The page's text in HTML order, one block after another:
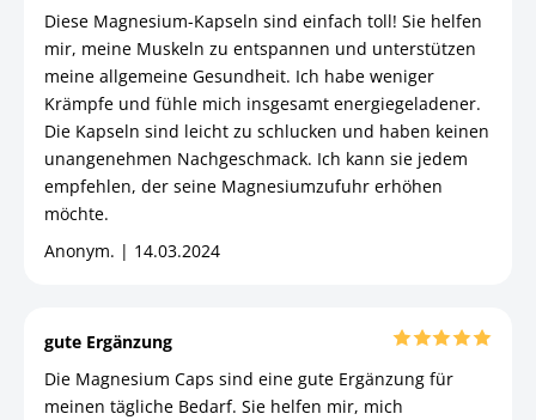
Diese Magnesium-Kapseln sind einfach toll! Sie helfen
mir, meine Muskeln zu entspannen und unterstützen
meine allgemeine Gesundheit. Ich habe weniger
Krämpfe und fühle mich insgesamt energiegeladener.
Die Kapseln sind leicht zu schlucken und haben keinen
unangenehmen Nachgeschmack. Ich kann sie jedem
empfehlen, der seine Magnesiumzufuhr erhöhen
möchte.
Anonym. | 14.03.2024
gute Ergänzung
Die Magnesium Caps sind eine gute Ergänzung für
meinen tägliche Bedarf. Sie helfen mir, mich